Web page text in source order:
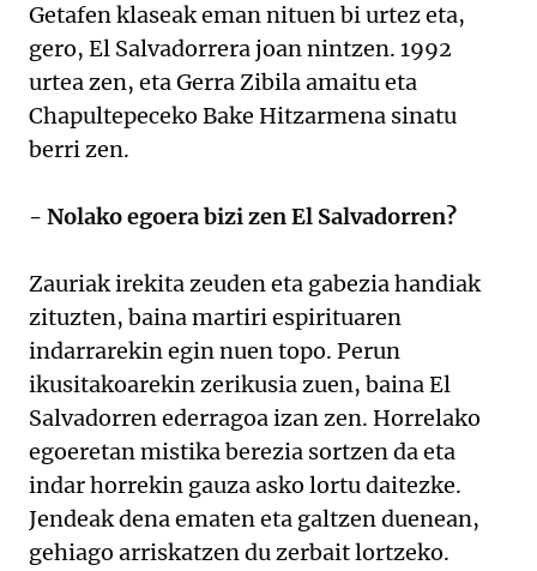
Getafen klaseak eman nituen bi urtez eta,
gero, El Salvadorrera joan nintzen. 1992
urtea zen, eta Gerra Zibila amaitu eta
Chapultepeceko Bake Hitzarmena sinatu
berri zen.
- Nolako egoera bizi zen El Salvadorren?
Zauriak irekita zeuden eta gabezia handiak
zituzten, baina martiri espirituaren
indarrarekin egin nuen topo. Perun
ikusitakoarekin zerikusia zuen, baina El
Salvadorren ederragoa izan zen. Horrelako
egoeretan mistika berezia sortzen da eta
indar horrekin gauza asko lortu daitezke.
Jendeak dena ematen eta galtzen duenean,
gehiago arriskatzen du zerbait lortzeko.